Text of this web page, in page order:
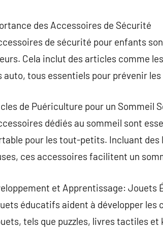
des Accessoires de Sécurité
de sécurité pour enfants
Cela inclut des articles comme
auto, tous essentiels pour prévenir
de Puériculture pour un Sommeil
dédiés au sommeil sont
pour les tout-petits. Incluant
ces accessoires facilitent un
et Apprentissage: Jouets
éducatifs aident à développer
tels que puzzles, livres tactiles